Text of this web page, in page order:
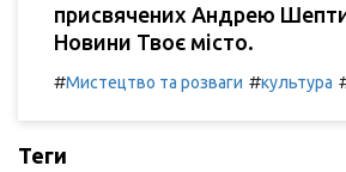
присвячених Андрею
Новини Твоє місто.
#Мистецтво та розваги #культура
Теги